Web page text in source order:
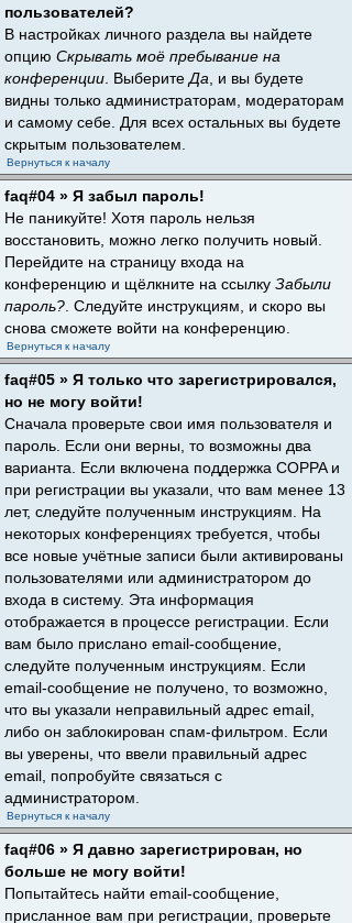
пользователей?
В настройках личного раздела вы найдете
опцию Скрывать моё пребывание на
конференции . Выберите Да , и вы будете
видны только администраторам, модераторам
и самому себе. Для всех остальных вы будете
скрытым пользователем.
Вернуться к началу
faq#04 » Я забыл пароль!
Не паникуйте! Хотя пароль нельзя
восстановить, можно легко получить новый.
Перейдите на страницу входа на
конференцию и щёлкните на ссылку Забыли
пароль? . Следуйте инструкциям, и скоро вы
снова сможете войти на конференцию.
Вернуться к началу
faq#05 » Я только что зарегистрировался,
но не могу войти!
Сначала проверьте свои имя пользователя и
пароль. Если они верны, то возможны два
варианта. Если включена поддержка COPPA и
при регистрации вы указали, что вам менее 13
лет, следуйте полученным инструкциям. На
некоторых конференциях требуется, чтобы
все новые учётные записи были активированы
пользователями или администратором до
входа в систему. Эта информация
отображается в процессе регистрации. Если
вам было прислано email-сообщение,
следуйте полученным инструкциям. Если
email-сообщение не получено, то возможно,
что вы указали неправильный адрес email,
либо он заблокирован спам-фильтром. Если
вы уверены, что ввели правильный адрес
email, попробуйте связаться с
администратором.
Вернуться к началу
faq#06 » Я давно зарегистрирован, но
больше не могу войти!
Попытайтесь найти email-сообщение,
присланное вам при регистрации, проверьте